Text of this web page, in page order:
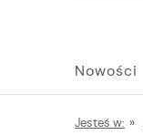
Nowości
Jesteś w: »